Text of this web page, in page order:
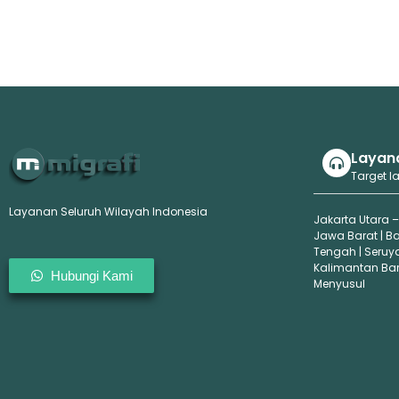
Layanan Seluruh Wilayah Indonesia
Hubungi Kami
Target
Jakarta Utara
Jawa Barat |
Tengah |
Kalimantan
Menyusul